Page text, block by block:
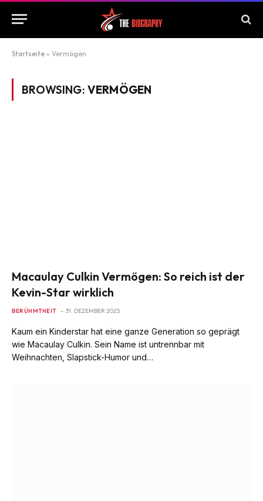
Startseite » Vermögen
BROWSING: VERMÖGEN
Macaulay Culkin Vermögen: So reich ist der
Kevin-Star wirklich
BERÜHMTHEIT 31. DEZEMBER 2025
Kaum ein Kinderstar hat eine ganze Generation so geprägt
wie Macaulay Culkin. Sein Name ist untrennbar mit
Weihnachten, Slapstick-Humor und…